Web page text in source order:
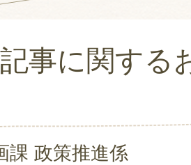
事に関する
課 政策推進係